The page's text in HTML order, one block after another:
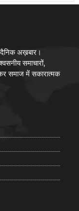
दैनिक अख़बार।
समाचारों,
समाज में सकारात्मक